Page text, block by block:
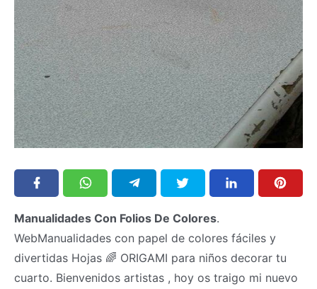
Manualidades Con Folios De Colores.
WebManualidades con papel de colores fáciles y
divertidas Hojas 🌈 ORIGAMI para niños decorar tu
cuarto. Bienvenidos artistas , hoy os traigo mi nuevo